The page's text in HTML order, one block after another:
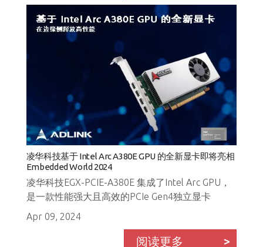
凌华科技基于 Intel Arc A380E GPU 的全新显卡即将亮相
Embedded World 2024
凌华科技EGX-PCIE-A380E 集成了Intel Arc GPU，
是一款性能强大且高效的PCIe Gen4独立显卡
Apr 09, 2024
阅读更多